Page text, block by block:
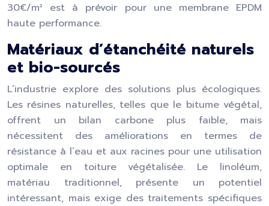
30€/m² est à prévoir pour une membrane EPDM
haute performance.
Matériaux d’étanchéité naturels
et bio-sourcés
L’industrie explore des solutions plus écologiques.
Les résines naturelles, telles que le bitume végétal,
offrent un bilan carbone plus faible, mais
nécessitent des améliorations en termes de
résistance à l’eau et aux racines pour une utilisation
optimale en toiture végétalisée. Le linoléum,
matériau traditionnel, présente un potentiel
intéressant, mais exige des traitements spécifiques